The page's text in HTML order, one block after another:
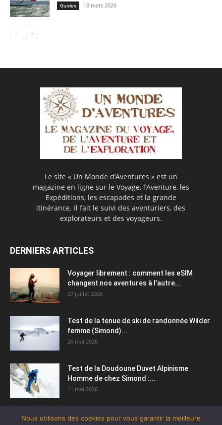
Guides 18 mars 2026
Le site « Un Monde d’Aventures » est un
magazine en ligne sur le Voyage, l’Aventure, les
Expéditions, les escapades et la grande
itinérance. Il fait le suivi des aventuriers, des
explorateurs et des voyageurs.
DERNIERS ARTICLES
Voyager librement : comment les eSIM
changent nos aventures à l’autre...
27 juillet 2026
Test de la tenue de ski de randonnée Wilder
femme (Simond)...
26 mai 2026
Test de la Doudoune Duvet Alpinisme
Homme de chez Simond :...
11 mai 2026
Nous utilisons des cookies pour vous garantir la meilleure